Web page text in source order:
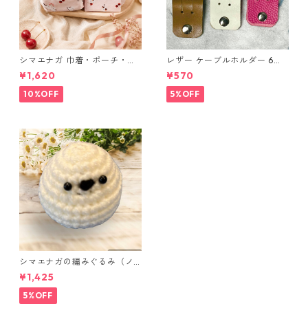
シマエナガ 巾着・ポーチ・ミ
ニポーチ(カード収納にも) ３
点セット さくらんぼ柄×淡いピ
ンク
¥1,620
10%OFF
レザー ケーブルホルダー 6個
セット
¥570
5%OFF
シマエナガの編みぐるみ（ノ
ーマル）
¥1,425
5%OFF